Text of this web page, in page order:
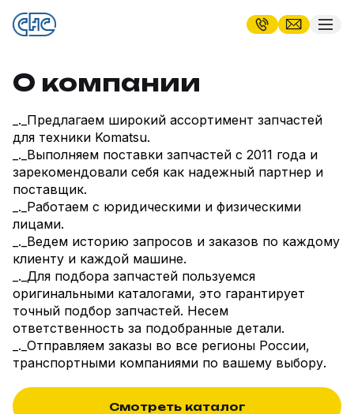
О компании
_._Предлагаем широкий ассортимент запчастей
для техники Komatsu.
_._Выполняем поставки запчастей с 2011 года и
зарекомендовали себя как надежный партнер и
поставщик.
_._Работаем с юридическими и физическими
лицами.
_._Ведем историю запросов и заказов по каждому
клиенту и каждой машине.
_._Для подбора запчастей пользуемся
оригинальными каталогами, это гарантирует
точный подбор запчастей. Несем
ответственность за подобранные детали.
_._Отправляем заказы во все регионы России,
транспортными компаниями по вашему выбору.
Смотреть каталог